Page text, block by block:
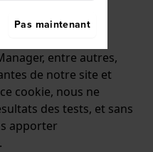
entre autres,
de notre site et
cookie, nous ne
des tests, et sans
apporter
Pas maintenant